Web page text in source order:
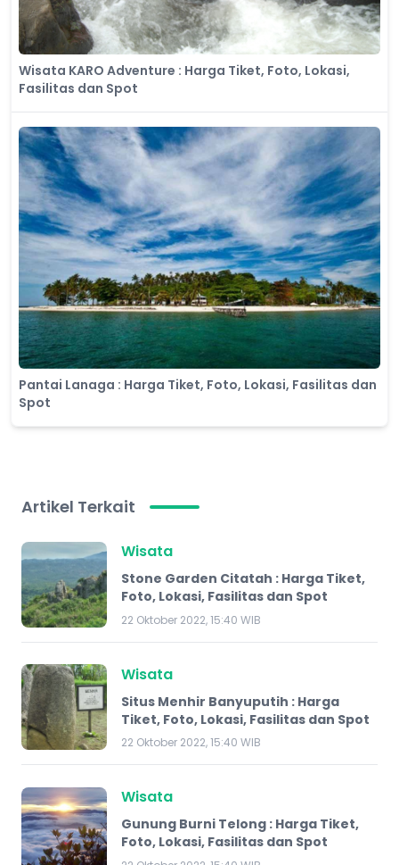
Wisata KARO Adventure : Harga Tiket, Foto, Lokasi,
Fasilitas dan Spot
Pantai Lanaga : Harga Tiket, Foto, Lokasi, Fasilitas dan
Spot
Artikel Terkait
Wisata
Stone Garden Citatah : Harga Tiket,
Foto, Lokasi, Fasilitas dan Spot
22 Oktober 2022, 15:40 WIB
Wisata
Situs Menhir Banyuputih : Harga
Tiket, Foto, Lokasi, Fasilitas dan Spot
22 Oktober 2022, 15:40 WIB
Wisata
Gunung Burni Telong : Harga Tiket,
Foto, Lokasi, Fasilitas dan Spot